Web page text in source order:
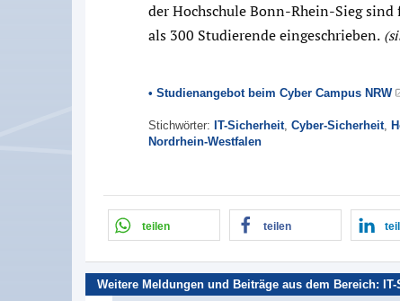
der Hochschule Bonn-Rhein-Sieg
als 300 Studierende eingeschrieben.
• Studienangebot beim Cyber Campus NRW
Stichwörter: IT-Sicherheit, Cyber-Sicherheit,
Nordrhein-Westfalen
teilen teilen
Weitere Meldungen und Beiträge aus dem Bereich: